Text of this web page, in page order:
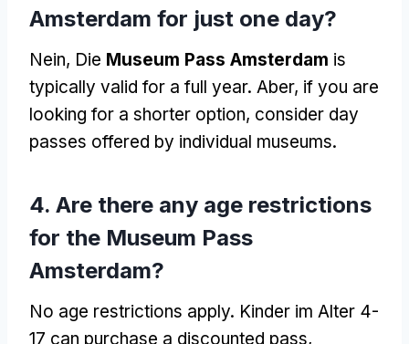
Amsterdam for just one day?
Nein, Die Museum Pass Amsterdam is
typically valid for a full year. Aber, if you are
looking for a shorter option, consider day
passes offered by individual museums.
4. Are there any age restrictions
for the Museum Pass
Amsterdam?
No age restrictions apply. Kinder im Alter 4-
17 can purchase a discounted pass,